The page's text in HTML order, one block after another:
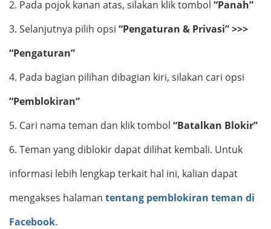
2. Pada pojok kanan atas, silakan klik tombol “Panah”
3. Selanjutnya pilih opsi “Pengaturan & Privasi” >>>
“Pengaturan”
4. Pada bagian pilihan dibagian kiri, silakan cari opsi
“Pemblokiran”
5. Cari nama teman dan klik tombol “Batalkan Blokir”
6. Teman yang diblokir dapat dilihat kembali. Untuk
informasi lebih lengkap terkait hal ini, kalian dapat
mengakses halaman tentang pemblokiran teman di
Facebook.